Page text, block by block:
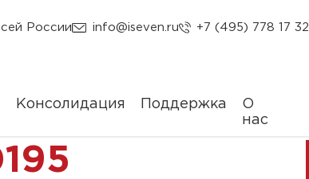
России info@iseven.ru +7 (495) 778 17 32
Консолидация Поддержка
О
нас